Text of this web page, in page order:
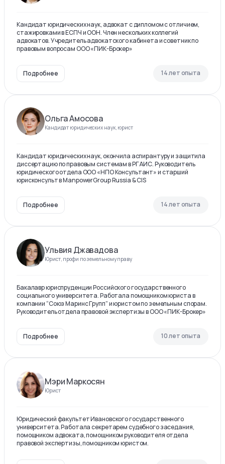
Кандидат юридических наук, адвокат с дипломом с отличием,
стажировками в ЕСПЧ и ООН. Член нескольких коллегий
адвокатов. Учредитель адвокатского кабинета и советник по
правовым вопросам ООО «ПИК-Брокер»
Подробнее 14 лет опыта
Ольга Амосова
Кандидат юридических наук, юрист
Кандидат юридических наук, окончила аспирантуру и защитила
диссертацию по правовым системам в РГАИС. Руководитель
юридического отдела ООО «НПО Консультант» и старший
юрисконсульт в ManpowerGroup Russia & CIS
Подробнее 14 лет опыта
Ульвия Джавадова
Юрист, профи по земельному праву
Бакалавр юриспруденции Российского государственного
социального университета. Работала помощником юриста в
компании “Союз Маринс Групп” и юристом по земельным спорам.
Руководитель отдела правовой экспертизы в ООО «ПИК-Брокер»
Подробнее 10 лет опыта
Мэри Маркосян
Юрист
Юридический факультет Ивановского государственного
университета. Работала секретарем судебного заседания,
помощником адвоката, помощником руководителя отдела
правовой экспертизы, помощником юристом.